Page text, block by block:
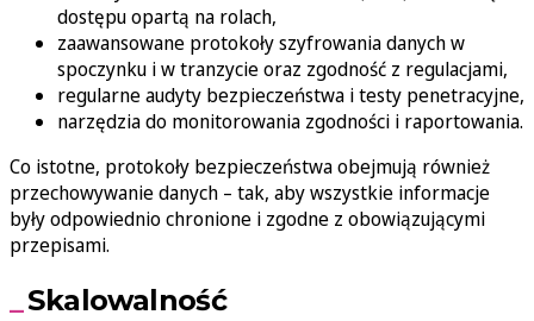
dostępu opartą na rolach,
zaawansowane protokoły szyfrowania danych w
spoczynku i w tranzycie oraz zgodność z regulacjami,
regularne audyty bezpieczeństwa i testy penetracyjne,
narzędzia do monitorowania zgodności i raportowania.
Co istotne, protokoły bezpieczeństwa obejmują również
przechowywanie danych – tak, aby wszystkie informacje
były odpowiednio chronione i zgodne z obowiązującymi
przepisami.
Skalowalność